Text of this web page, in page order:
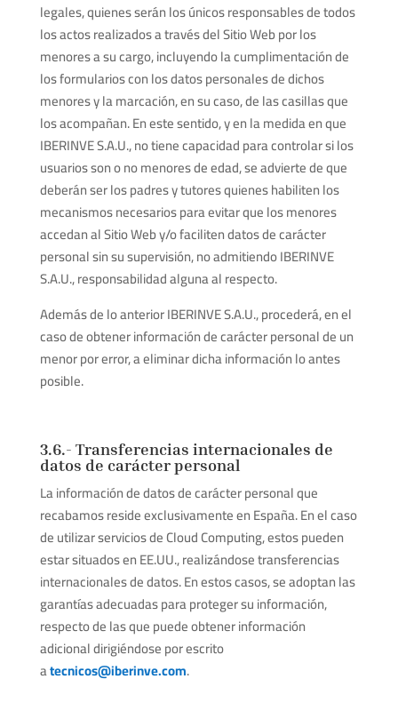
legales, quienes serán los únicos responsables de todos
los actos realizados a través del Sitio Web por los
menores a su cargo, incluyendo la cumplimentación de
los formularios con los datos personales de dichos
menores y la marcación, en su caso, de las casillas que
los acompañan. En este sentido, y en la medida en que
IBERINVE S.A.U., no tiene capacidad para controlar si los
usuarios son o no menores de edad, se advierte de que
deberán ser los padres y tutores quienes habiliten los
mecanismos necesarios para evitar que los menores
accedan al Sitio Web y/o faciliten datos de carácter
personal sin su supervisión, no admitiendo IBERINVE
S.A.U., responsabilidad alguna al respecto.
Además de lo anterior IBERINVE S.A.U., procederá, en el
caso de obtener información de carácter personal de un
menor por error, a eliminar dicha información lo antes
posible.
3.6.- Transferencias internacionales de
datos de carácter personal
La información de datos de carácter personal que
recabamos reside exclusivamente en España. En el caso
de utilizar servicios de Cloud Computing, estos pueden
estar situados en EE.UU.,realizándose transferencias
internacionales de datos. En estos casos, se adoptan las
garantías adecuadas para proteger suinformación,
respecto de las que puede obtener información
adicional dirigiéndose por escrito
atecnicos@iberinve.com.